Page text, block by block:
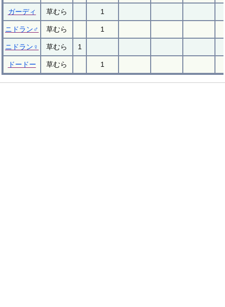
ガーディ 草むら 1
ニドラン♂ 草むら 1
ニドラン♀ 草むら 1
ドードー 草むら 1